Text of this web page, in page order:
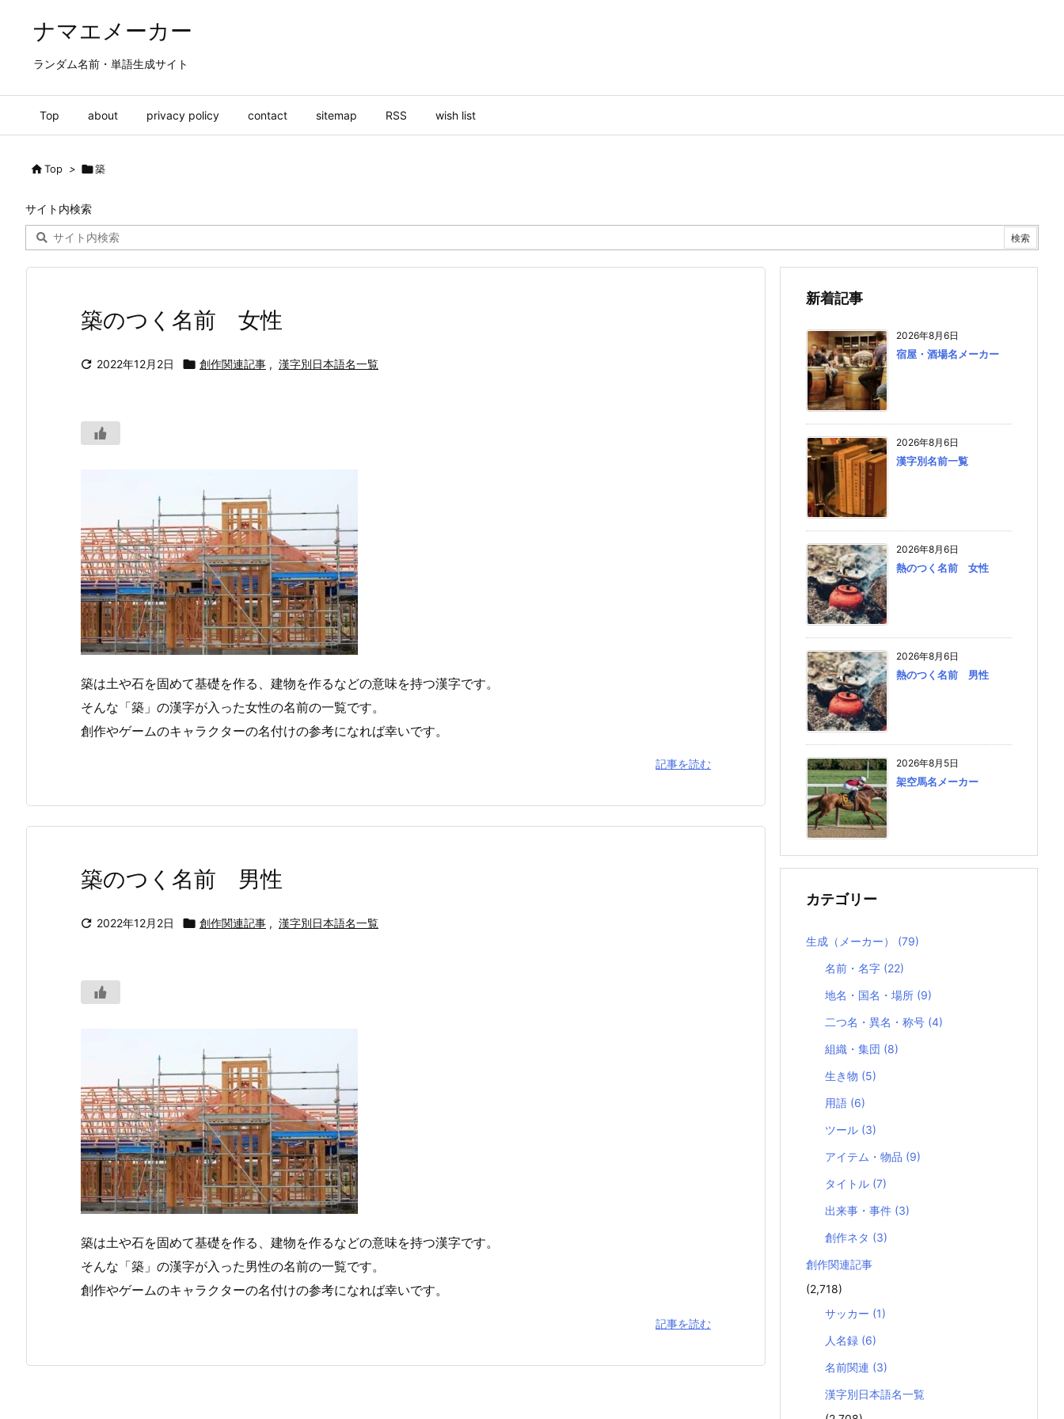
ナマエメーカー
ランダム名前・単語生成サイト
Top about privacy policy contact sitemap RSS wish list
Top > 築
サイト内検索
築のつく名前 女性
 2022年12月2日  創作関連記事 , 漢字別日本語名一覧
築は土や石を固めて基礎を作る、建物を作るなどの意味を持つ漢字です。
そんな「築」の漢字が入った女性の名前の一覧です。
創作やゲームのキャラクターの名付けの参考になれば幸いです。
記事を読む
築のつく名前 男性
 2022年12月2日  創作関連記事 , 漢字別日本語名一覧
築は土や石を固めて基礎を作る、建物を作るなどの意味を持つ漢字です。
そんな「築」の漢字が入った男性の名前の一覧です。
創作やゲームのキャラクターの名付けの参考になれば幸いです。
記事を読む
新着記事
2026年8月6日
宿屋・酒場名メーカー
2026年8月6日
漢字別名前一覧
2026年8月6日
熱のつく名前 女性
2026年8月6日
熱のつく名前 男性
2026年8月5日
架空馬名メーカー
カテゴリー
生成（メーカー） (79)
名前・名字 (22)
地名・国名・場所 (9)
二つ名・異名・称号 (4)
組織・集団 (8)
生き物 (5)
用語 (6)
ツール (3)
アイテム・物品 (9)
タイトル (7)
出来事・事件 (3)
創作ネタ (3)
創作関連記事
(2,718)
サッカー (1)
人名録 (6)
名前関連 (3)
漢字別日本語名一覧